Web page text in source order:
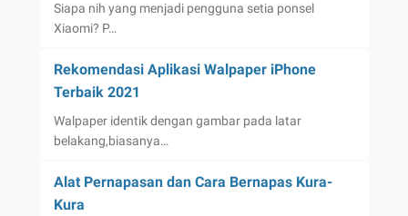
Siapa nih yang menjadi pengguna setia ponsel
Xiaomi? P…
Rekomendasi Aplikasi Walpaper iPhone
Terbaik 2021
Walpaper identik dengan gambar pada latar
belakang,biasanya…
Alat Pernapasan dan Cara Bernapas Kura-
Kura